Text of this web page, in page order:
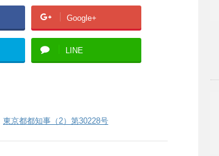
Google+
LINE
東京都都知事（2）第30228号